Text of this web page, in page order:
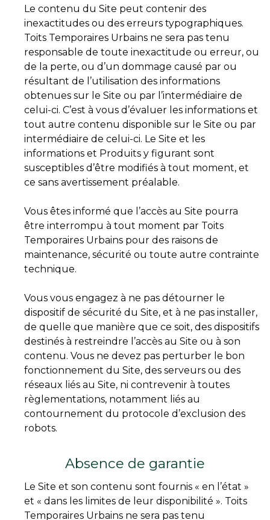
Le contenu du Site peut contenir des
inexactitudes ou des erreurs typographiques.
Toits Temporaires Urbains ne sera pas tenu
responsable de toute inexactitude ou erreur, ou
de la perte, ou d’un dommage causé par ou
résultant de l’utilisation des informations
obtenues sur le Site ou par l’intermédiaire de
celui-ci. C’est à vous d’évaluer les informations et
tout autre contenu disponible sur le Site ou par
intermédiaire de celui-ci. Le Site et les
informations et Produits y figurant sont
susceptibles d’être modifiés à tout moment, et
ce sans avertissement préalable.
Vous êtes informé que l’accès au Site pourra
être interrompu à tout moment par Toits
Temporaires Urbains pour des raisons de
maintenance, sécurité ou toute autre contrainte
technique.
Vous vous engagez à ne pas détourner le
dispositif de sécurité du Site, et à ne pas installer,
de quelle que manière que ce soit, des dispositifs
destinés à restreindre l’accès au Site ou à son
contenu. Vous ne devez pas perturber le bon
fonctionnement du Site, des serveurs ou des
réseaux liés au Site, ni contrevenir à toutes
règlementations, notamment liés au
contournement du protocole d’exclusion des
robots.
Absence de garantie
Le Site et son contenu sont fournis « en l’état »
et « dans les limites de leur disponibilité ». Toits
Temporaires Urbains ne sera pas tenu